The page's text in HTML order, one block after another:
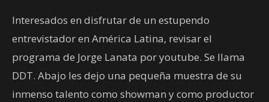
Interesados en disfrutar de un estupendo
entrevistador en América Latina, revisar el
programa de Jorge Lanata por youtube. Se llama
DDT. Abajo les dejo una pequeña muestra de su
inmenso talento como showman y como productor